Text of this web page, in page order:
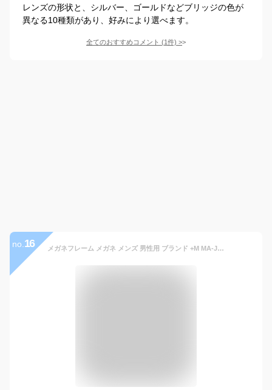
レンズの形状と、シルバー、ゴールドなどブリッジの色が
異なる10種類があり、好みにより選べます。
全てのおすすめコメント (1件) >
no. 16 メガネフレーム メガネ メンズ 男性用 ブランド +M MA-JI マージ プラスエム ツーポイント ふちなし 縁なし リムレス スクエア チタニウム チタン フレーム 軽量 PM-217 グレー ネイビー ブラック ケース付き おしゃれ かっこいい シャープ ビジネス カジュアル